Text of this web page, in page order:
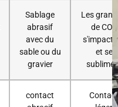
Sablage
abrasif
avec du
sable ou du
gravier
Les
de CO2
et se
contact
Contact